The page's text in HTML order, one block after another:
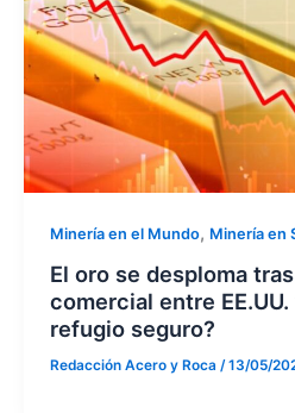
Minería en el Mundo, Minería en
El oro se desploma
comercial entre
refugio seguro?
Redacción Acero y Roca /13/05/